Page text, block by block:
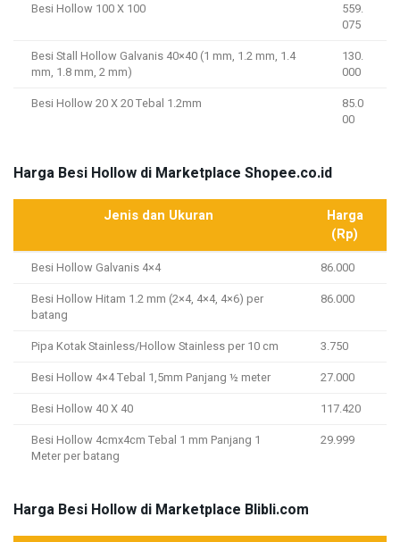
Besi Hollow 100 X 100
559.
075
Besi Stall Hollow Galvanis 40×40 (1 mm, 1.2 mm, 1.4
mm, 1.8 mm, 2 mm)
130.
000
Besi Hollow 20 X 20 Tebal 1.2mm
85.0
00
Harga Besi Hollow di Marketplace Shopee.co.id
Jenis dan Ukuran
Harga
(Rp)
Besi Hollow Galvanis 4×4
86.000
Besi Hollow Hitam 1.2 mm (2×4, 4×4, 4×6) per
batang
86.000
Pipa Kotak Stainless/Hollow Stainless per 10 cm
3.750
Besi Hollow 4×4 Tebal 1,5mm Panjang ½ meter
27.000
Besi Hollow 40 X 40
117.420
Besi Hollow 4cmx4cm Tebal 1 mm Panjang 1
Meter per batang
29.999
Harga Besi Hollow di Marketplace Blibli.com